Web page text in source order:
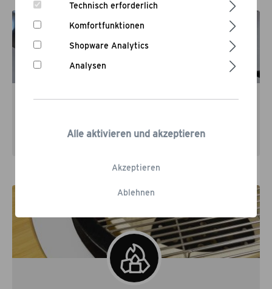
Gasgrill
Technisch erforderlich
Komfortfunktionen
Shopware Analytics
Analysen
Ablehnen
Akzeptieren
Alle aktivieren und akzeptieren